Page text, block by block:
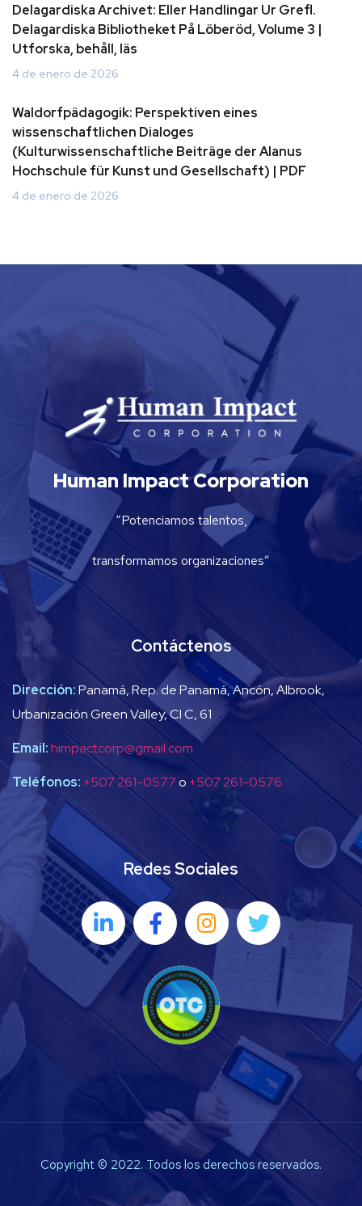
Delagardiska Archivet: Eller Handlingar Ur Grefl.
Delagardiska Bibliotheket På Löberöd, Volume 3 |
Utforska, behåll, läs
4 de enero de 2026
Waldorfpädagogik: Perspektiven eines
wissenschaftlichen Dialoges
(Kulturwissenschaftliche Beiträge der Alanus
Hochschule für Kunst und Gesellschaft) | PDF
4 de enero de 2026
Human Impact Corporation
“Potenciamos talentos,
transformamos organizaciones”
Contáctenos
Dirección:Panamá, Rep. de Panamá, Ancón, Albrook,
Urbanización Green Valley, Cl C, 61
Email:himpactcorp@gmail.com
Teléfonos: +507 261-0577o +507 261-0576
Redes Sociales
Copyright © 2022. Todos los derechos reservados.